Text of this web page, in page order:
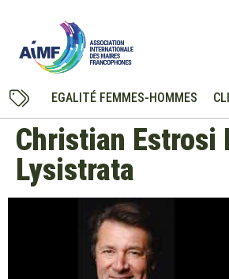
EGALITÉ FEMMES-HOMMES
Christian Estrosi
Lysistrata